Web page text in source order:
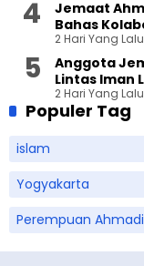
Jemaat
Bahas
2 Hari Yang Lalu
Anggota
Lintas Iman
Festival di
2 Hari Yang Lalu
Populer Tag
islam
Yogyakarta
Perempuan